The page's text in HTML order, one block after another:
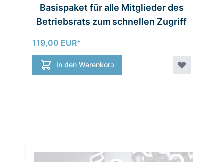
Basispaket für alle Mitglieder des
Betriebsrats zum schnellen Zugriff
119,00 EUR
In den Warenkorb